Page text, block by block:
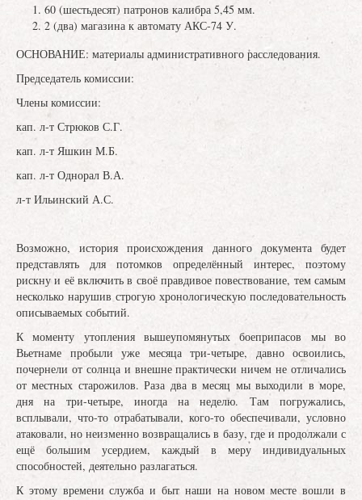
60 (шестьдесят) патронов калибра 5,45 мм.
2 (два) магазина к автомату АКС‐74 У.
ОСНОВАНИЕ: материалы административного расследования.
Председатель комиссии:
Члены комиссии:
кап. л-т Стрюков С.Г.
кап. л-т Яшкин М.Б.
кап. л-т Однорал В.А.
л-т Ильинский А.С.
Возможно, история происхождения данного документа будет
представлять для потомков определённый интерес, поэтому
рискну и её включить в своё правдивое повествование, тем самым
несколько нарушив строгую хронологическую последовательность
описываемых событий.
К моменту утопления вышеупомянутых боеприпасов мы во
Вьетнаме пробыли уже месяца три-четыре, давно освоились,
почернели от солнца и внешне практически ничем не отличались
от местных старожилов. Раза два в месяц мы выходили в море,
дня на три-четыре, иногда на неделю. Там погружались,
всплывали, что-то отрабатывали, кого-то обеспечивали, условно
атаковали, но неизменно возвращались в базу, где и продолжали с
ещё большим усердием, каждый в меру индивидуальных
способностей, деятельно разлагаться.
К этому времени служба и быт наши на новом месте вошли в